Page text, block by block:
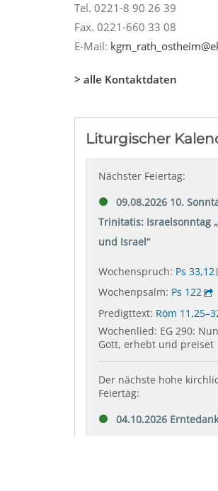
Tel. 0221-8 90 26 39
Fax. 0221-660 33 08
E-Mail:
> alle Kontaktdaten